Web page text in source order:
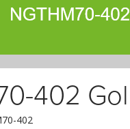
402
402